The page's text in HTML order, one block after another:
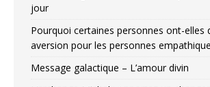
jour
Pourquoi certaines personnes ont-elles
aversion pour les personnes
Message galactique – L’amour divin